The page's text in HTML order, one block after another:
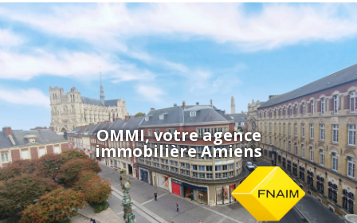
OMMI, votre agence
immobilière Amiens